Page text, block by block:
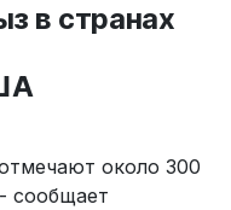
в странах
около 300
сообщает